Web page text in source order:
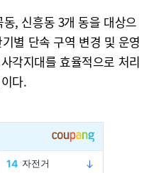
, 신흥동 3개 동을 대상으
별 단속 구역 변경 및 운영
각지대를 효율적으로 처리
다.